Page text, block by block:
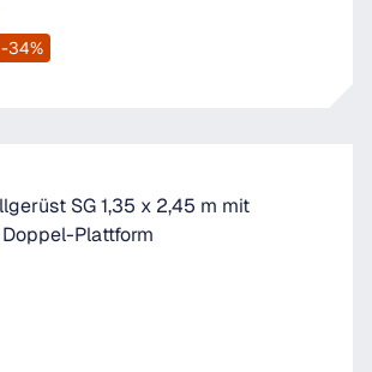
-34%